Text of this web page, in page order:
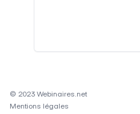
© 2023 Webinaires.net
Mentions légales